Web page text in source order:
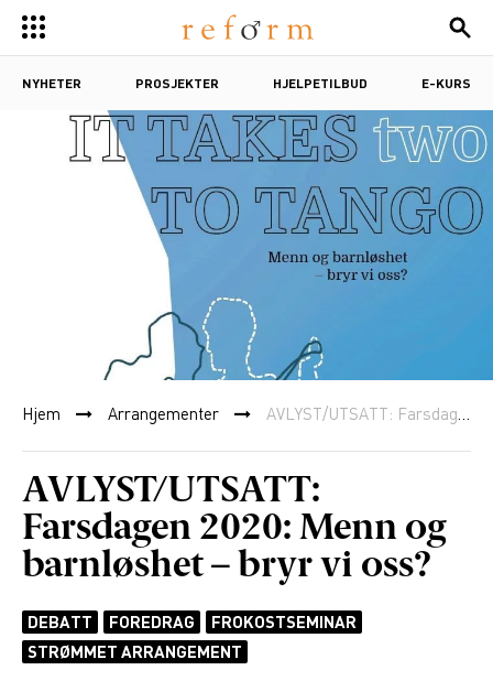
NYHETER PROSJEKTER HJELPETILBUD E-KURS
Hjem Arrangementer AVLYST/UTSATT: Farsdagen 2020: Menn og barnløshet – bryr vi oss?
AVLYST/UTSATT:
Farsdagen 2020: Menn og
barnløshet – bryr vi oss?
DEBATT FOREDRAG
FROKOSTSEMINAR
STRØMMET ARRANGEMENT